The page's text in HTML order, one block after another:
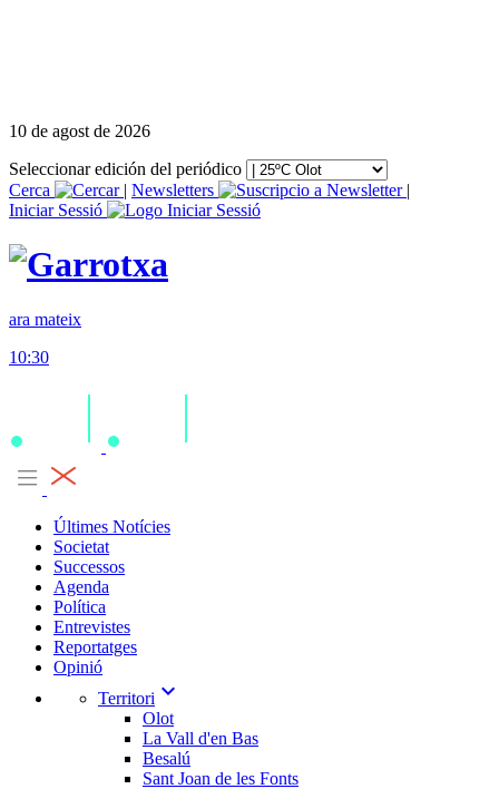
10 de agost de 2026
Seleccionar edición del periódico
Cerca
| Newsletters
|
Iniciar Sessió
ara mateix
10:30
Últimes Notícies
Societat
Successos
Agenda
Política
Entrevistes
Reportatges
Opinió
Territori expand_more
Olot
La Vall d'en Bas
Besalú
Sant Joan de les Fonts